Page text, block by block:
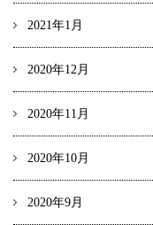
2021年1月
2020年12月
2020年11月
2020年10月
2020年9月